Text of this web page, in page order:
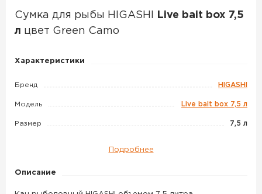
Сумка для рыбы HIGASHI
Live bait box 7,5
л цвет Green Camo
Сумка
рыбы
HIGASHI
Live
л
Характеристики
Бренд HIGASHI
Модель Live bait box 7,5 л
Размер 7,5 л
Подробнее
Описание